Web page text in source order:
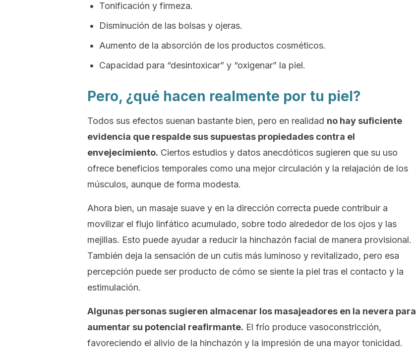
Tonificación y firmeza.
Disminución de las bolsas y ojeras.
Aumento de la absorción de los productos cosméticos.
Capacidad para “desintoxicar” y “oxigenar” la piel.
Pero, ¿qué hacen realmente por tu piel?
Todos sus efectos suenan bastante bien, pero en realidad no hay suficiente
evidencia que respalde sus supuestas propiedades contra el
envejecimiento. Ciertos estudios y datos anecdóticos sugieren que su uso
ofrece beneficios temporales como una mejor circulación y la relajación de los
músculos, aunque de forma modesta.
Ahora bien, un masaje suave y en la dirección correcta puede contribuir a
movilizar el flujo linfático acumulado, sobre todo alrededor de los ojos y las
mejillas. Esto puede ayudar a reducir la hinchazón facial de manera provisional.
También deja la sensación de un cutis más luminoso y revitalizado, pero esa
percepción puede ser producto de cómo se siente la piel tras el contacto y la
estimulación.
Algunas personas sugieren almacenar los masajeadores en la nevera para
aumentar su potencial reafirmante. El frío produce vasoconstricción,
favoreciendo el alivio de la hinchazón y la impresión de una mayor tonicidad.